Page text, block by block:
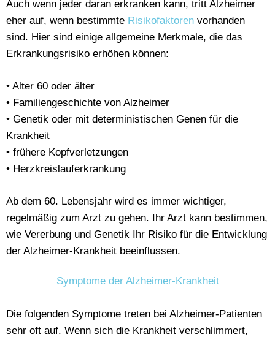
Auch wenn jeder daran erkranken kann, tritt Alzheimer
eher auf, wenn bestimmte Risikofaktoren vorhanden
sind. Hier sind einige allgemeine Merkmale, die das
Erkrankungsrisiko erhöhen können:
• Alter 60 oder älter
• Familiengeschichte von Alzheimer
• Genetik oder mit deterministischen Genen für die
Krankheit
• frühere Kopfverletzungen
• Herzkreislauferkrankung
Ab dem 60. Lebensjahr wird es immer wichtiger,
regelmäßig zum Arzt zu gehen. Ihr Arzt kann bestimmen,
wie Vererbung und Genetik Ihr Risiko für die Entwicklung
der Alzheimer-Krankheit beeinflussen.
Symptome der Alzheimer-Krankheit
Die folgenden Symptome treten bei Alzheimer-Patienten
sehr oft auf. Wenn sich die Krankheit verschlimmert,